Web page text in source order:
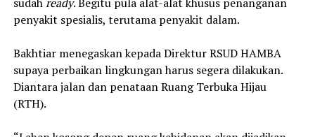
penyakit spesialis, terutama penyakit dalam.
Bakhtiar menegaskan kepada Direktur RSUD HAMBA
supaya perbaikan lingkungan harus segera dilakukan.
Diantara jalan dan penataan Ruang Terbuka Hijau
(RTH).